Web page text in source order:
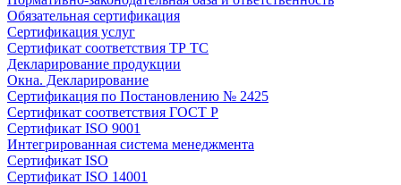
Обязательная сертификация
Сертификация услуг
Сертификат соответствия ТР ТС
Декларирование продукции
Окна. Декларирование
Сертификация по Постановлению № 2425
Сертификат соответствия ГОСТ Р
Сертификат ISO 9001
Интегрированная система менеджмента
Сертификат ISO
Сертификат ISO 14001